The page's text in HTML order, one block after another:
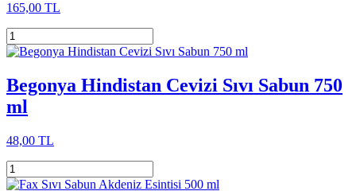
165,00 TL
Begonya Hindistan Cevizi Sıvı Sabun 750
ml
48,00 TL